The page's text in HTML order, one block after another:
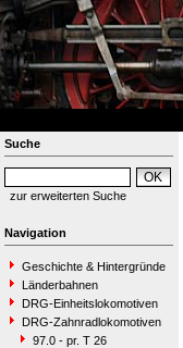
Suche
zur erweiterten Suche
Navigation
Geschichte & Hintergründe
Länderbahnen
DRG-Einheitslokomotiven
DRG-Zahnradlokomotiven
97.0 - pr. T 26